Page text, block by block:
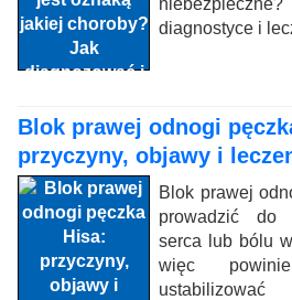
diagnostyce i
Blok prawej odnogi
przyczyny, objawy i
Blok prawej
prowadzić do
serca lub bólu
więc